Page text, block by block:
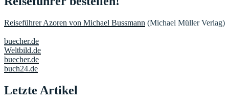
Reiseführer Azoren von Michael Bussmann (Michael Müller Verlag)
buecher.de
Weltbild.de
buecher.de
buch24.de
Letzte Artikel